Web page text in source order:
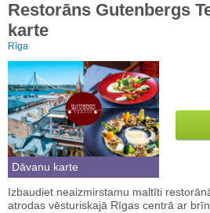
Restorāns Gutenbergs
karte
Rīga
Dāvanu karte
Izbaudiet neaizmirstamu maltīti
atrodas vēsturiskajā Rīgas centrā ar